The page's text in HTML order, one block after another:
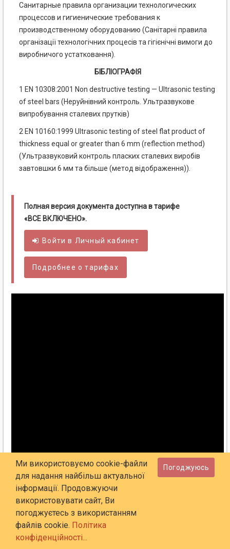
Санитарные правила организации технологических
процессов и гигиенические требования к
производственному оборудованию (Санітарні правила
організації технологічних процесів та гігієнічні вимоги до
виробничого устатковання).
БІБЛІОГРАФІЯ
1 EN 10308:2001 Non destructive testing — Ultrasonic testing
of steel bars (Неруйнівний контроль. Ультразвукове
випробування сталевих прутків)
2 EN 10160:1999 Ultrasonic testing of steel flat product of
thickness equal or greater than 6 mm (reflection method)
(Ультразвуковий контроль пласких сталевих виробів
завтовшки 6 мм та більше (метод відображення)).
Полная версия документа доступна в тарифе
«ВСЕ ВКЛЮЧЕНО».
Войти в Личный кабинет
Подробнее о тарифах
Ми використовуємо cookie-файли
для надання найбільш актуальної
інформації. Продовжуючи
використовувати сайт, Ви
погоджуєтесь з використанням
файлів cookie. Політика
конфіденційності...
Погоджуюсь